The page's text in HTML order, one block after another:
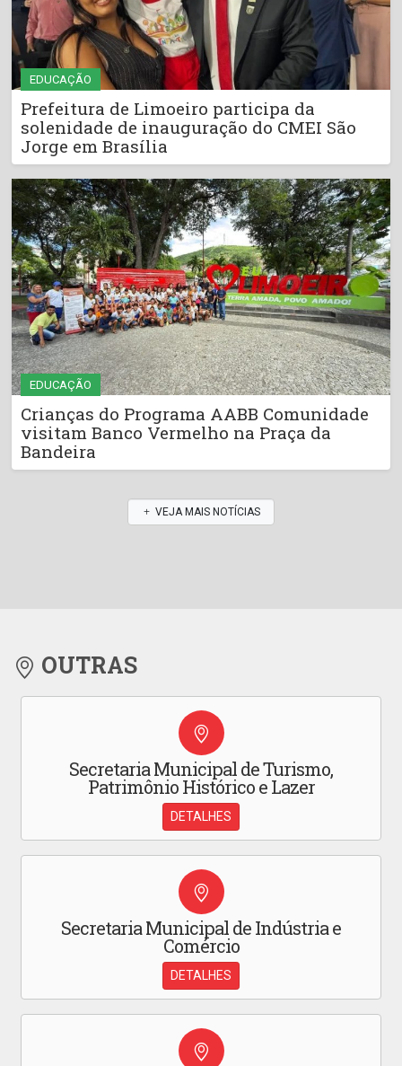
EDUCAÇÃO
Prefeitura de Limoeiro participa da
solenidade de inauguração do CMEI São
Jorge em Brasília
EDUCAÇÃO
Crianças do Programa AABB Comunidade
visitam Banco Vermelho na Praça da
Bandeira
VEJA MAIS NOTÍCIAS
OUTRAS
Secretaria Municipal de Turismo,
Patrimônio Histórico e Lazer
DETALHES
Secretaria Municipal de Indústria e
Comércio
DETALHES